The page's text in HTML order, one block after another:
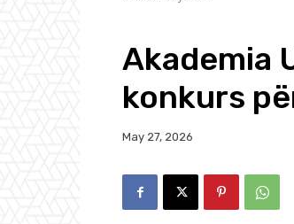
Akademia
konkurs
May 27, 2026